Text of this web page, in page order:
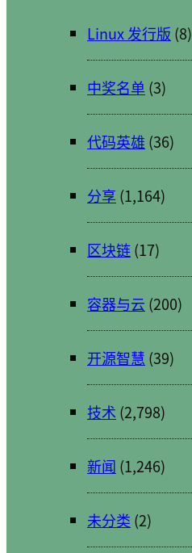
Linux 发行版 (8)
中奖名单 (3)
代码英雄 (36)
分享 (1,164)
区块链(17)
容器与云 (200)
开源智慧 (39)
技术 (2,798)
新闻 (1,246)
未分类 (2)